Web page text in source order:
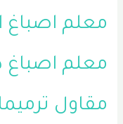
معلم اصباغ
معلم اصباغ
مقاول